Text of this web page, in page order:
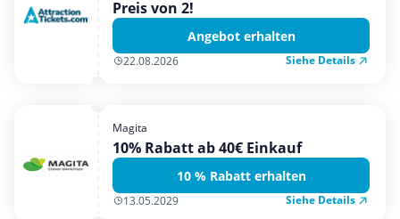
Preis von 2!
Angebot erhalten
22.08.2026 Siehe Details
Magita
10% Rabatt ab 40€ Einkauf
10 % Rabatt erhalten
13.05.2029 Siehe Details